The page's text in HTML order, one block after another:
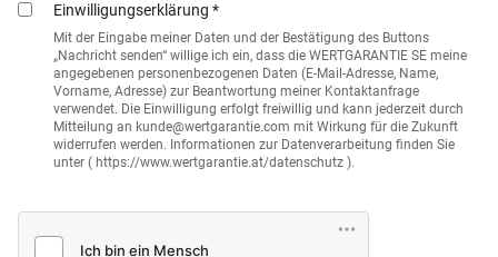
Einwilligungserklärung *
Mit der Eingabe meiner Daten und der Bestätigung des Buttons
„Nachricht senden“ willige ich ein, dass die WERTGARANTIE SE meine
angegebenen personenbezogenen Daten (E-Mail-Adresse, Name,
Vorname, Adresse) zur Beantwortung meiner Kontaktanfrage
verwendet. Die Einwilligung erfolgt freiwillig und kann jederzeit durch
Mitteilung an kunde@wertgarantie.com mit Wirkung für die Zukunft
widerrufen werden. Informationen zur Datenverarbeitung finden Sie
unter ( https://www.wertgarantie.at/datenschutz ).